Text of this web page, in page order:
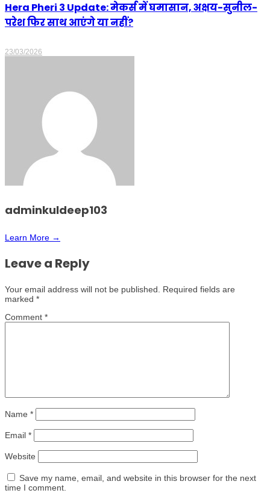
Hera Pheri 3 Update: मेकर्स में घमासान, अक्षय-सुनील-
परेश फिर साथ आएंगे या नहीं?
23/03/2026
adminkuldeep103
Learn More →
Leave a Reply
Your email address will not be published.
Required fields are
marked *
Comment *
Name *
Email *
Website
Save my name, email, and website in this browser for the next
time I comment.